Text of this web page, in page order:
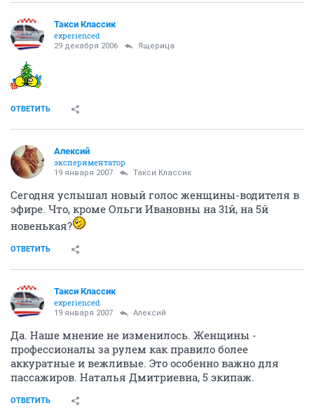
Такси Классик
experienced
29 декабря 2006 Ящерица
ОТВЕТИТЬ
Алексий
экспериментатор
19 января 2007 Такси Классик
Сегодня услышал новый голос женщины-водителя в
эфире. Что, кроме Ольги Ивановны на 31й, на 5й
новенькая?
ОТВЕТИТЬ
Такси Классик
experienced
19 января 2007 Алексий
Да. Наше мнение не изменилось. Женщины -
профессионалы за рулем как правило более
аккуратные и вежливые. Это особенно важно для
пассажиров. Наталья Дмитриевна, 5 экипаж.
ОТВЕТИТЬ